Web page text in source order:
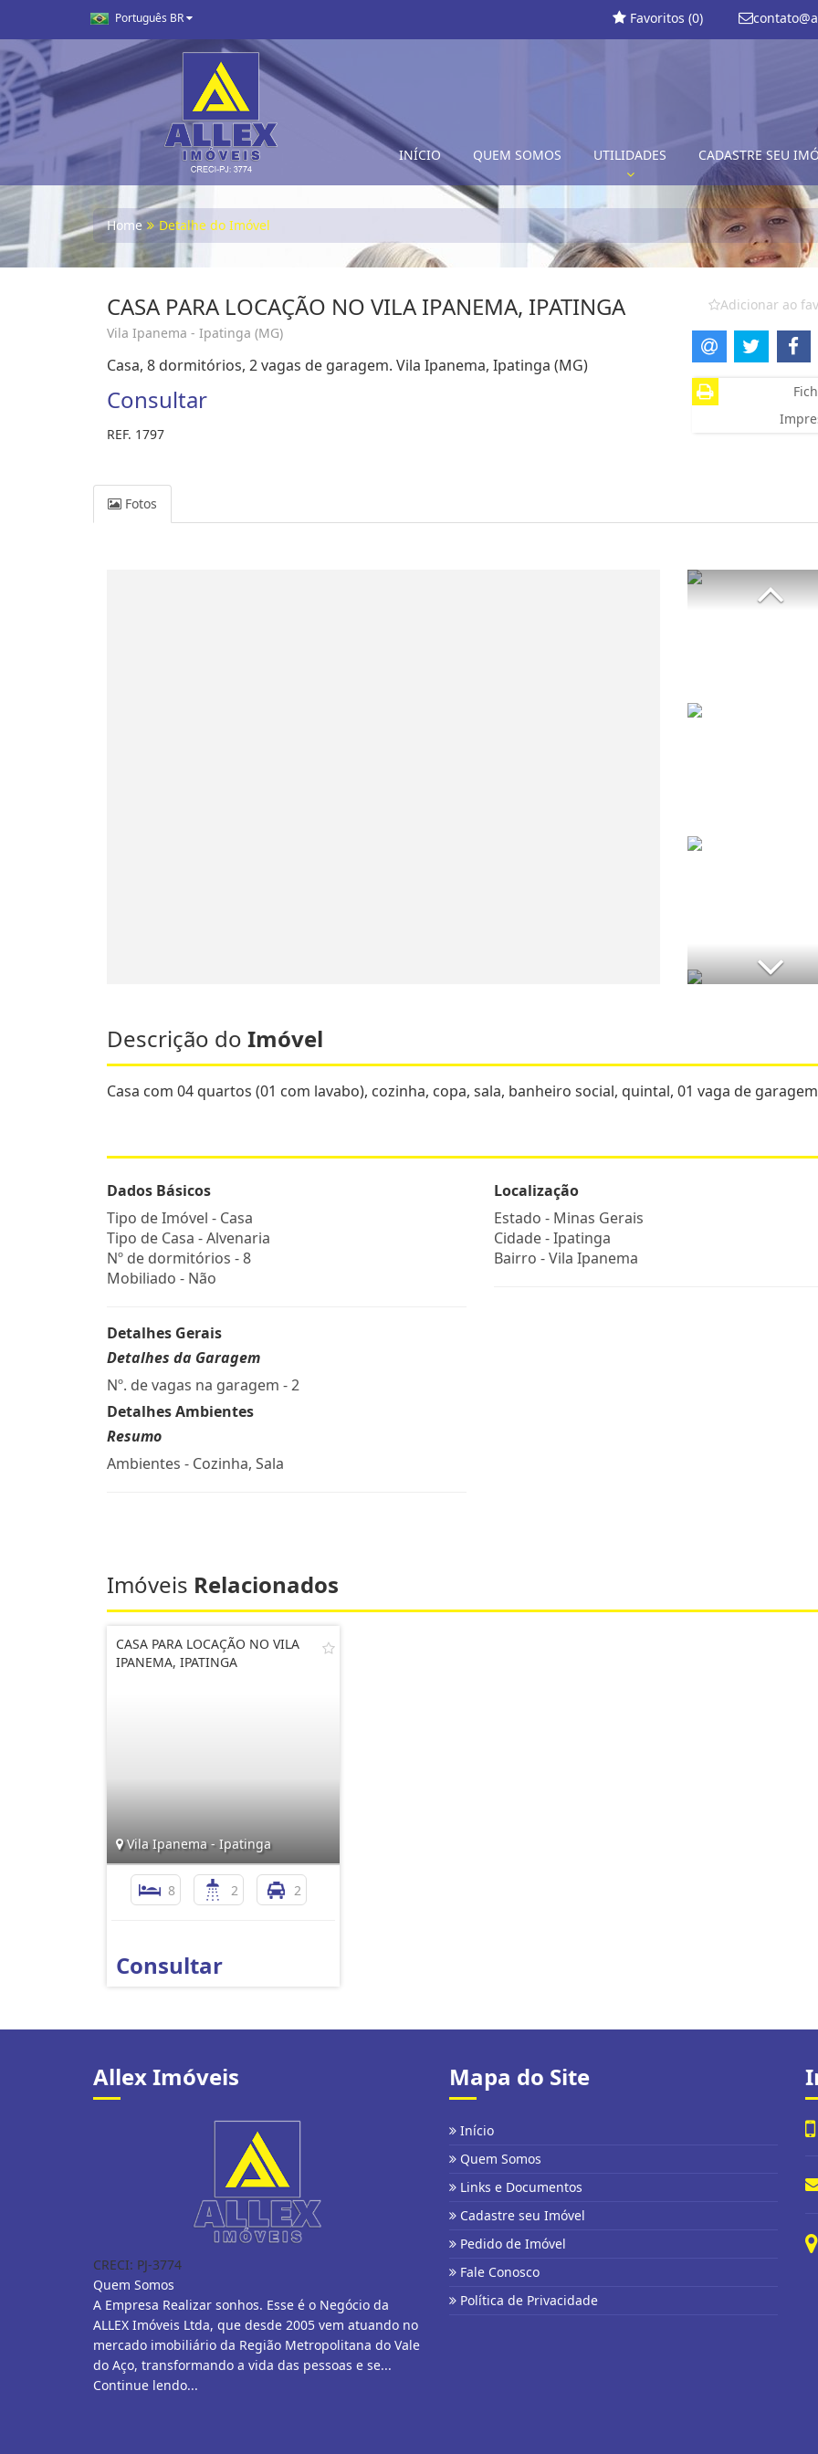
Português BR Favoritos (0)
INÍCIO QUEM SOMOS UTILIDADES CADASTRE SEU
Home Detalhe do Imóvel
CASA PARA LOCAÇÃO NO VILA IPANEMA, IPATINGA
Vila Ipanema - Ipatinga (MG)
Casa, 8 dormitórios, 2 vagas de garagem. Vila Ipanema, Ipatinga (MG)
Consultar
REF. 1797
Adicionar ao
Fotos
Descrição do Imóvel
Casa com 04 quartos (01 com lavabo), cozinha, copa, sala, banheiro social, quintal, 01 vaga de
Dados Básicos
Tipo de Imóvel - Casa
Tipo de Casa - Alvenaria
Nº de dormitórios - 8
Mobiliado - Não
Detalhes Gerais
Detalhes da Garagem
Nº. de vagas na garagem - 2
Detalhes Ambientes
Resumo
Ambientes - Cozinha, Sala
Localização
Estado - Minas Gerais
Cidade -Ipatinga
Bairro -Vila Ipanema
Imóveis Relacionados
CASA PARA LOCAÇÃO NO VILA
IPANEMA, IPATINGA
Vila Ipanema - Ipatinga
8 2 2
Consultar
Allex Imóveis
CRECI: PJ-3774
Quem Somos
A Empresa Realizar sonhos. Esse é o Negócio da
ALLEX Imóveis Ltda, que desde 2005 vem atuando no
mercado imobiliário da Região Metropolitana do Vale
do Aço, transformando a vida das pessoas e se...
Continue lendo...
Mapa do Site
Início
Quem Somos
Links e Documentos
Cadastre seu Imóvel
Pedido de Imóvel
Fale Conosco
Política de Privacidade